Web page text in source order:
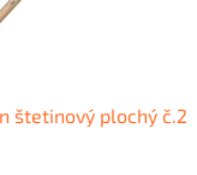
štetinový plochý č.2